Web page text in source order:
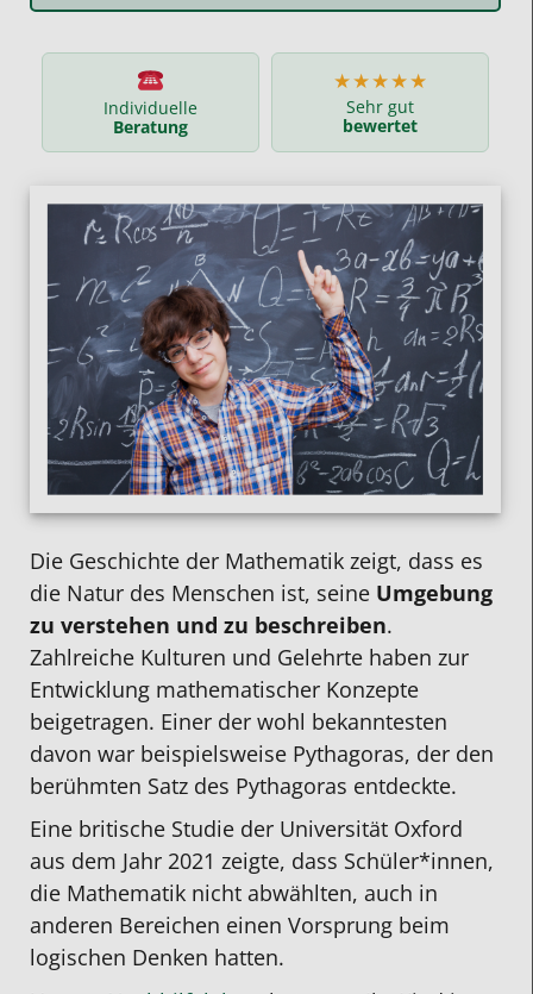
Individuelle
Beratung
★★★★★
Sehr gut
bewertet
Die Geschichte der Mathematik zeigt, dass es
die Natur des Menschen ist, seine Umgebung
zu verstehen und zu beschreiben.
Zahlreiche Kulturen und Gelehrte haben zur
Entwicklung mathematischer Konzepte
beigetragen. Einer der wohl bekanntesten
davon war beispielsweise Pythagoras, der den
berühmten Satz des Pythagoras entdeckte.
Eine britische Studie der Universität Oxford
aus dem Jahr 2021 zeigte, dass Schüler*innen,
die Mathematik nicht abwählten, auch in
anderen Bereichen einen Vorsprung beim
logischen Denken hatten.